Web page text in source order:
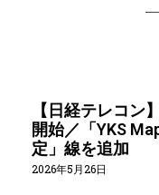
─
【日経テレコン
開始／「YKS
定」線を追加
2026年5月26日